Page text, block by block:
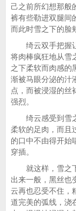
己之前所幻想那般
裤有些勒进双腿间
而此时雪之下的脸
绮云双手把握让
将肉棒疯狂地从雪
之下柔软而肉感的
渐被马眼分泌的汁
点，而被浸湿的丝
强烈。
绮云感受到雪之
柔软的足肉，而且
的口中不由得开始
穿插。
就这样，雪之下
出来一般，黑丝也
云再也忍受不住，
道完美的弧线，浇